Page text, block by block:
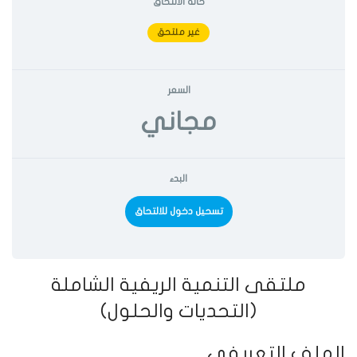
غير ملتحق
السعر
مجاني
البدء
تسحيل دخول للالتحاق
ملتقى التنمية الريفية الشاملة
(التحديات والحلول)